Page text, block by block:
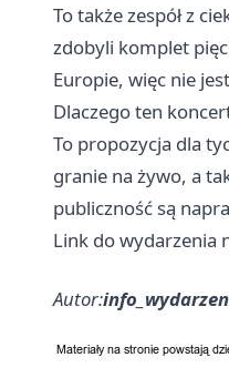
To także zespół z
zdobyli komplet
Europie, więc nie
Dlaczego ten
To propozycja dla
granie na żywo, a
publiczność są
Link do wydarzenia
Autor: